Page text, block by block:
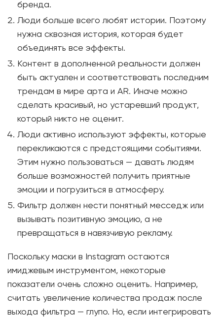
бренда.
Люди больше всего любят истории. Поэтому
нужна сквозная история, которая будет
объединять все эффекты.
Контент в дополненной реальности должен
быть актуален и соответствовать последним
трендам в мире арта и AR. Иначе можно
сделать красивый, но устаревший продукт,
который никто не оценит.
Люди активно используют эффекты, которые
перекликаются с предстоящими событиями.
Этим нужно пользоваться — давать людям
больше возможностей получить приятные
эмоции и погрузиться в атмосферу.
Фильтр должен нести понятный месседж или
вызывать позитивную эмоцию, а не
превращаться в навязчивую рекламу.
Поскольку маски в Instagram остаются
имиджевым инструментом, некоторые
показатели очень сложно оценить. Например,
считать увеличение количества продаж после
выхода фильтра — глупо. Но, если интегрировать